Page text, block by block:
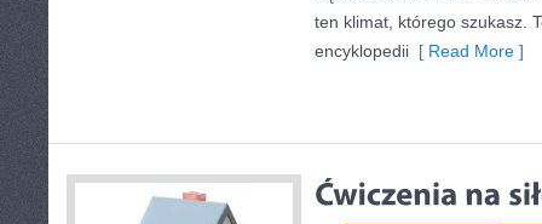
ten klimat, którego szukasz.
encyklopedii [ Read More ]